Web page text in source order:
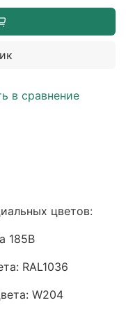
в сравнение
цветов:
185B
RAL1036
W204